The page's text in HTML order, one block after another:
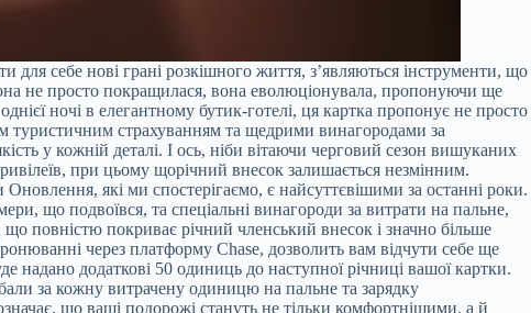
себе нові грані розкішного життя, з’являються інструменти, що
не просто покращилася, вона еволюціонувала, пропонуючи ще
ночі в елегантному бутик-готелі, ця картка пропонує не просто
страхуванням та щедрими винагородами за
у кожній деталі. І ось, ніби вітаючи черговий сезон вишуканих
при цьому щорічний внесок залишається незмінним.
які ми спостерігаємо, є найсуттєвішими за останні роки.
що подвоївся, та спеціальні винагороди за витрати на пальне,
повністю покриває річний членський внесок і значно більше
через платформу Chase, дозволить вам відчути себе ще
додаткові 50 одиниць до наступної річниці вашої картки.
за кожну витрачену одиницю на пальне та зарядку
що ваші подорожі стануть не тільки комфортнішими, а й